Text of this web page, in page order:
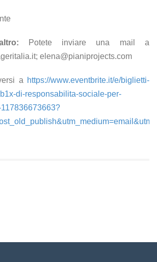
Potete inviare una mail a
elena@pianiprojects.com
a https://www.eventbrite.it/e/biglietti-
di-responsabilita-sociale-per-